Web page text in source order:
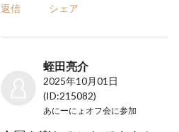
返信 シェア
蛭田亮介
2025年10月01日
(ID:215082)
あにーにょオフ会に参加